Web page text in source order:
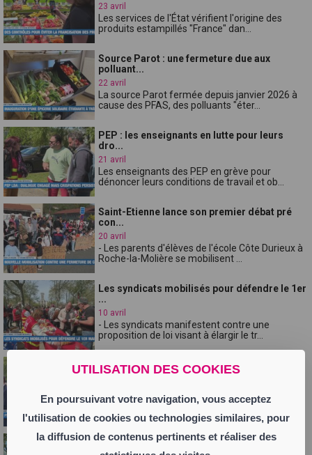
UTILISATION DES COOKIES
En poursuivant votre navigation, vous acceptez
l'utilisation de cookies ou technologies similaires, pour
la diffusion de contenus pertinents et réaliser des
23 avril
Les services de l'État vérifient l'origine des
produits estampillés "France" dan...
Source Parot : une fermeture due aux
polluant...
22 avril
La source Parot fermée depuis janvier 2026 à
cause des PFAS, des polluants "éter...
PEP : les enseignants en lutte pour leurs
dro...
21 avril
Les enseignants des PEP en grève pour
dénoncer leurs conditions de travail et ob...
Saint-Etienne lance son premier débat pré
con...
20 avril
- Les parents d'élèves de l'école Côte Durieux à
Roche-la-Molière se mobilisent ...
Les syndicats mobilisés pour défendre le 1er
...
10 avril
- Les syndicats manifestent contre une
proposition de loi visant à élargir le tr...
Les agriculteurs inquiets face à la présence
...
- Les forces de l'ordre déjouent un projet
d'action violente à Saint-Étienne à l...
La ville et les commerçants unis pour le
cent...